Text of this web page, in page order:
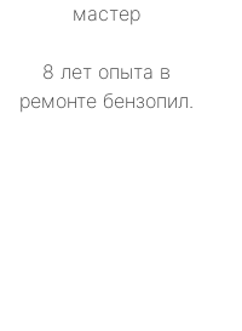
мастер
8 лет опыта в
ремонте бензопил.